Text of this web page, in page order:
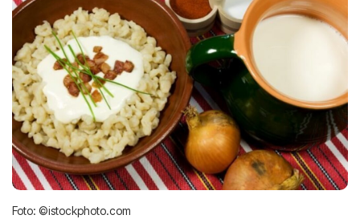
Foto: ©istockphoto.com